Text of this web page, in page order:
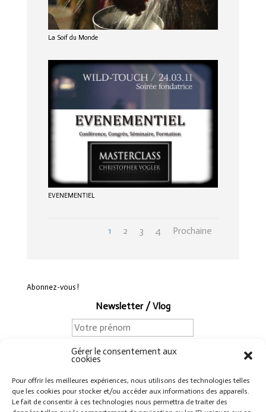
Gérer le consentement aux
cookies
Pour offrir les meilleures expériences, nous utilisons des technologies telles
que les cookies pour stocker et/ou accéder aux informations des appareils.
Le fait de consentir à ces technologies nous permettra de traiter des
La Soif du Monde
EVENEMENTIEL
1 2 3 4 Prochaine
Abonnez-vous !
Newsletter / Vlog